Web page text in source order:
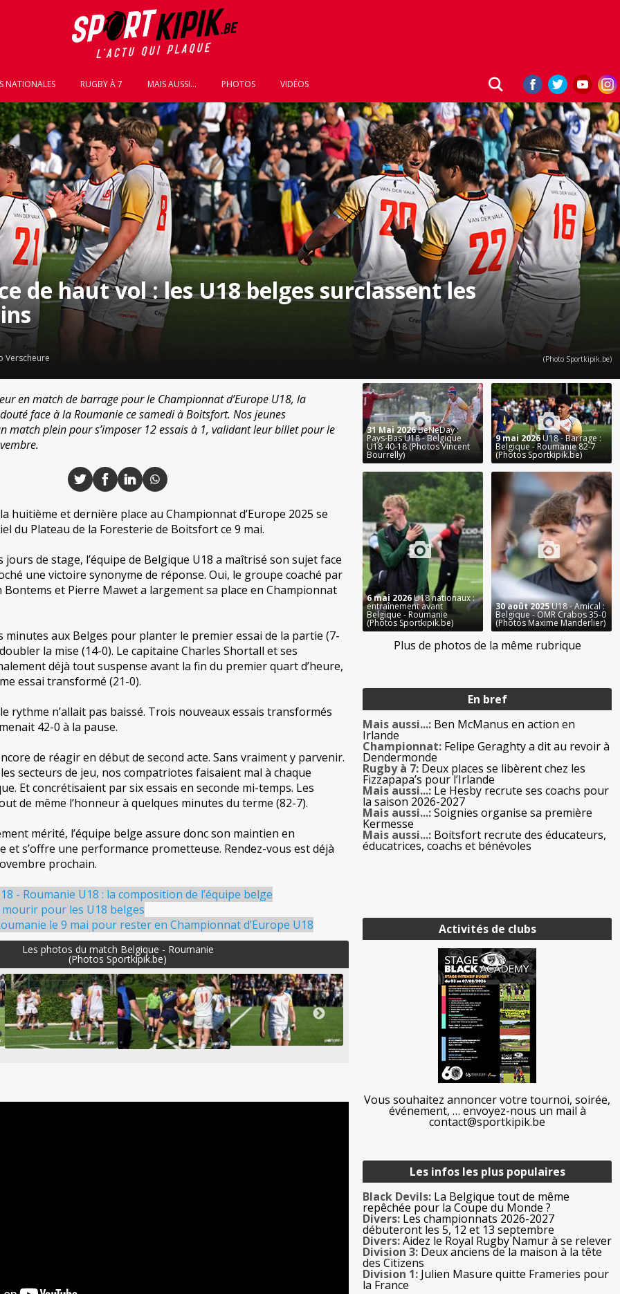
NATIONALES RUGBY À 7 MAIS AUSSI... PHOTOS VIDÉOS
de haut vol : les U18 belges surclassent les
Verscheure (Photo Sportkipik.be)
en match de barrage pour le Championnat d’Europe U18, la
face à la Roumanie ce samedi à Boitsfort. Nos jeunes
match plein pour s’imposer 12 essais à 1, validant leur billet pour le
huitième et dernière place au Championnat d’Europe 2025 se
du Plateau de la Foresterie de Boitsfort ce 9 mai.
de stage, l’équipe de Belgique U18 a maîtrisé son sujet face
une victoire synonyme de réponse. Oui, le groupe coaché par
et Pierre Mawet a largement sa place en Championnat
minutes aux Belges pour planter le premier essai de la partie (7-
la mise (14-0). Le capitaine Charles Shortall et ses
déjà tout suspense avant la fin du premier quart d’heure,
essai transformé (21-0).
rythme n’allait pas baissé. Trois nouveaux essais transformés
42-0 à la pause.
de réagir en début de second acte. Sans vraiment y parvenir.
secteurs de jeu, nos compatriotes faisaient mal à chaque
Et concrétisaient par six essais en seconde mi-temps. Les
de même l’honneur à quelques minutes du terme (82-7).
mérité, l’équipe belge assure donc son maintien en
et s’offre une performance prometteuse. Rendez-vous est déjà
prochain.
- Roumanie U18 : la composition de l’équipe belge
pour les U18 belges
le 9 mai pour rester en Championnat d’Europe U18
Les photos du match Belgique - Roumanie
(Photos Sportkipik.be)
En bref
Mais aussi...: Ben McManus en action en
Irlande
Championnat: Felipe Geraghty a dit au revoir à
Dendermonde
Rugby à 7: Deux places se libèrent chez les
Fizzapapa’s pour l’Irlande
Mais aussi...: Le Hesby recrute ses coachs pour
la saison 2026-2027
Mais aussi...:Soignies organise sa première
Kermesse
Mais aussi...: Boitsfort recrute des éducateurs,
éducatrices, coachs et bénévoles
Activités de clubs
Vous souhaitez annoncer votre tournoi, soirée,
événement, … envoyez-nous un mail à
contact@sportkipik.be
Les infos les plus populaires
Black Devils: La Belgique tout de même
repêchée pour la Coupe du Monde ?
Divers: Les championnats 2026-2027
débuteront les 5, 12 et 13 septembre
Divers:Aidez le Royal Rugby Namur à se relever
Division 3: Deux anciens de la maison à la tête
des Citizens
Division 1: Julien Masure quitte Frameries pour
la France
31 Mai 2026BeNeDay :
Pays-Bas U18 - Belgique
U18 40-18 (Photos Vincent
Bourrelly)
9 mai 2026U18 - Barrage :
Belgique - Roumanie 82-7
(Photos Sportkipik.be)
6 mai 2026U18 nationaux :
entraînement avant
Belgique - Roumanie
(Photos Sportkipik.be)
30 août 2025U18 - Amical :
Belgique - OMR Crabos 35-0
(Photos Maxime Manderlier)
Plus de photos de la même rubrique